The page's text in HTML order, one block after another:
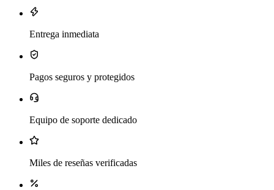
Entrega inmediata
Pagos seguros y protegidos
Equipo de soporte dedicado
Miles de reseñas verificadas